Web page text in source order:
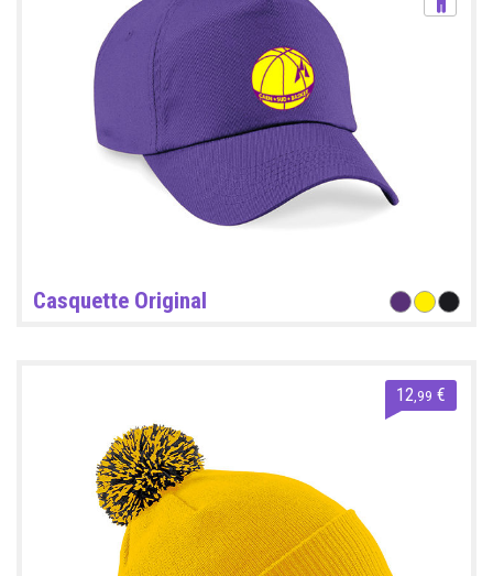
Casquette Original
12 ,99 €